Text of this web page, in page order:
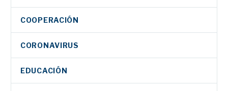
COOPERACIÓN
CORONAVIRUS
EDUCACIÓN